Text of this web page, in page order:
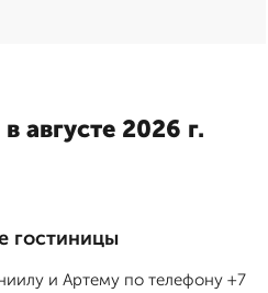
августе 2026 г.
гостиницы
и Артему по телефону +7